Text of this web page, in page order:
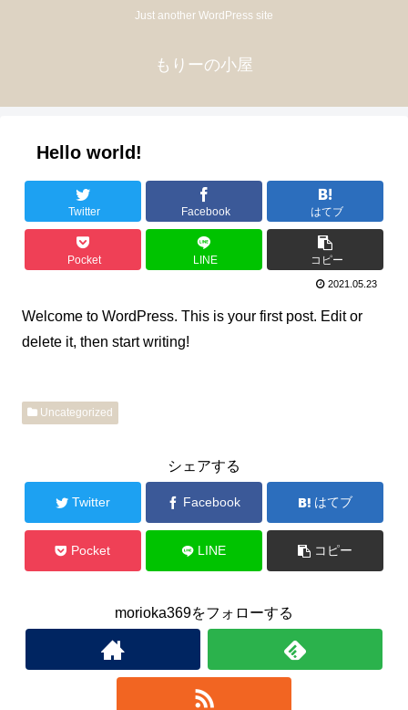
Just another WordPress site
もりーの小屋
Hello world!
Twitter Facebook はてブ
Pocket LINE コピー
2021.05.23
Welcome to WordPress. This is your first post. Edit or
delete it, then start writing!
Uncategorized
シェアする
Twitter Facebook はてブ
Pocket LINE コピー
morioka369をフォローする